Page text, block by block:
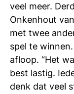
veel meer.
Onkenhout
met twee
spel te winnen.
afloop. “Het
best lastig.
denk dat veel